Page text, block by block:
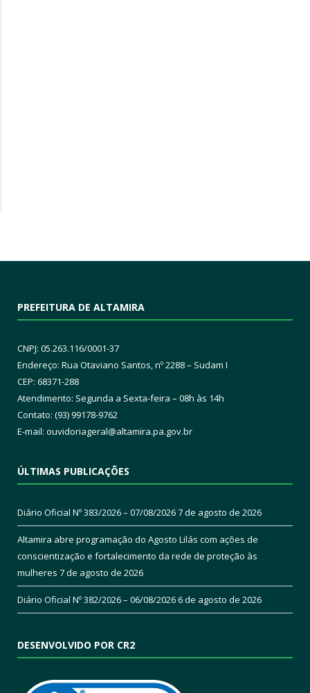
PREFEITURA DE ALTAMIRA
CNPJ: 05.263.116/0001-37
Endereço: Rua Otaviano Santos, nº 2288 – Sudam I
CEP: 68371-288
Atendimento: Segunda a Sexta-feira – 08h às 14h
Contato: (93) 99178-9762
E-mail: ouvidoriageral@altamira.pa.gov.br
ÚLTIMAS PUBLICAÇÕES
Diário Oficial Nº 383/2026 – 07/08/20267 de agosto de 2026
Altamira abre programação do Agosto Lilás com ações de
conscientização e fortalecimento da rede de proteção às
mulheres 7 de agosto de 2026
Diário Oficial Nº 382/2026 – 06/08/20266 de agosto de 2026
DESENVOLVIDO POR CR2